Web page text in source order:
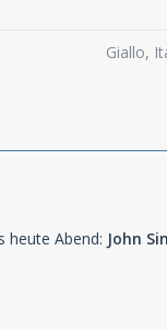
Giallo,
heute Abend: John